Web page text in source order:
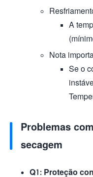
A
Nota
Se o
Problemas
secagem
Q1: Proteção